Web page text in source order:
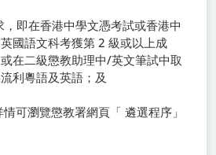
即在香港中學文憑考試或香港中
國語文科考獲第 2 級或以上成
在二級懲教助理中/英文筆試中取
利粵語及英語；及
可瀏覽懲教署網頁「 遴選程序」